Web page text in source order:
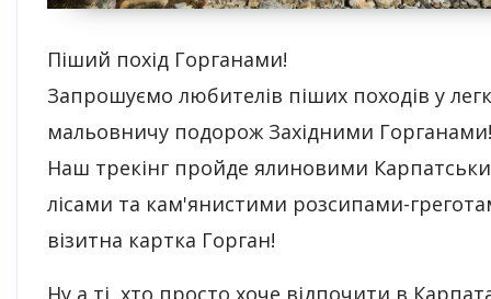
Піший похід Горганами!
Запрошуємо любителів піших походів у
мальовничу подорож Західними Горганами!
Наш трекінг пройде ялиновими
лісами та кам'янистими розсипами-
візитна картка Горган!
Ну а ті, хто просто хоче відпочити в